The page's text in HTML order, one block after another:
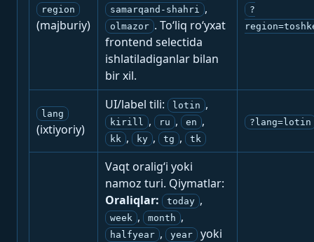
region
(majburiy)
samarqand-shahri ,
olmazor . To‘liq ro‘yxat
frontend selectida
ishlatiladiganlar bilan
bir xil.
?
lang
(ixtiyoriy)
UI/label tili: lotin ,
kirill , ru , en ,
kk , ky , tg , tk
?lang=lotin
Vaqt oralig‘i yoki
namoz turi. Qiymatlar:
Oraliqlar:
today ,
week , month ,
halfyear , year
yoki